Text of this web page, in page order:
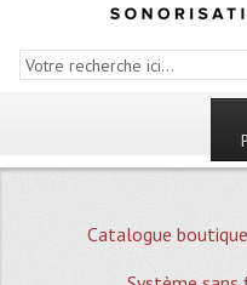
Catalogue